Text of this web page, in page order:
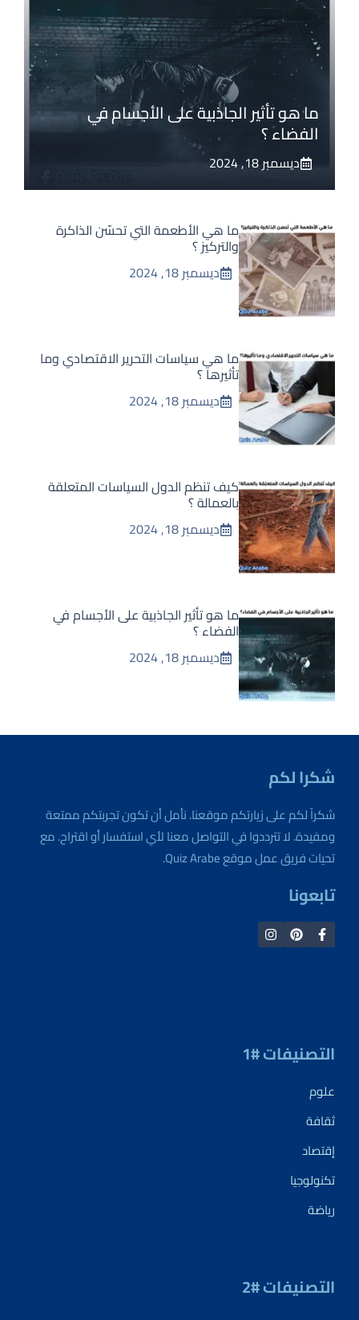
ما هو تأثير الجاذبية على الأجسام في
الفضاء ؟
ديسمبر 18, 2024
ما هي الأطعمة التي تحسّن الذاكرة
والتركيز ؟
ديسمبر 18, 2024
ما هي سياسات التحرير الاقتصادي وما
تأثيرها ؟
ديسمبر 18, 2024
كيف تنظم الدول السياسات المتعلقة
بالعمالة ؟
ديسمبر 18, 2024
ما هو تأثير الجاذبية على الأجسام في
الفضاء ؟
ديسمبر 18, 2024
شكرا لكم
شكراً لكم على زيارتكم موقعنا. نأمل أن تكون تجربتكم ممتعة
ومفيدة. لا تترددوا في التواصل معنا لأي استفسار أو اقتراح. مع
تحيات فريق عمل موقع Quiz Arabe.
تابعونا
التصنيفات #1
علوم
ثقافة
إقتصاد
تكنولوجيا
رياضة
التصنيفات #2